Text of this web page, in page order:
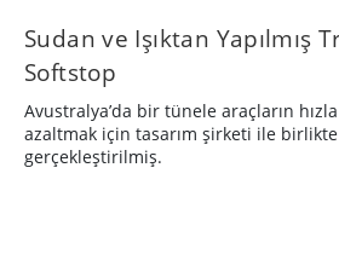
Sudan ve Işıktan Yapılmış
Softstop
Avustralya’da bir tünele araçların
azaltmak için tasarım şirketi ile
gerçekleştirilmiş.